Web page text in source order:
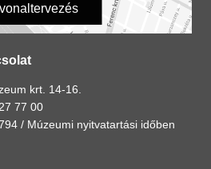
krt. 14-16.
77 00
/ Múzeumi nyitvatartási időben